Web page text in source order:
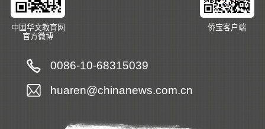
中国华文教育网
官方微博
侨宝客户端
0086-10-68315039
huaren@chinanews.com.cn